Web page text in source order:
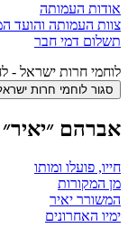
אודות העמותה
צוות העמותה והועד
תשלום דמי חבר
לוחמי חרות ישראל -
סגור לוחמי חרות
אברהם
חייו, פועלו ומותו
מן המקורות
המשורר יאיר
ימיו האחרונים